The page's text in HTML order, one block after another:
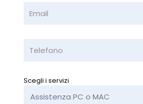
Scegli i servizi